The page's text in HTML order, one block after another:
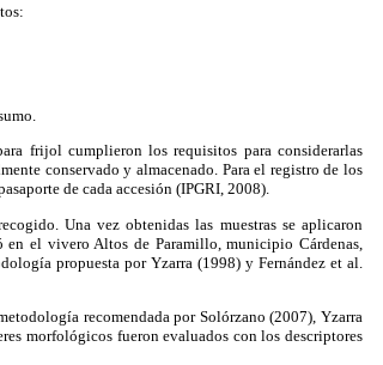
frijol cumplieron los requisitos para considerarlas
conservado y almacenado. Para el registro de los
de cada accesión (IPGRI, 2008).
Una vez obtenidas las muestras se aplicaron
en el vivero Altos de Paramillo, municipio Cárdenas,
propuesta por Yzarra (1998) y Fernández et al.
recomendada por Solórzano (2007), Yzarra
morfológicos fueron evaluados con los descriptores